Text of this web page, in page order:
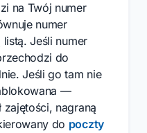
na Twój numer
numer
Jeśli numer
do
Jeśli go tam nie
—
zajętości, nagraną
do poczty